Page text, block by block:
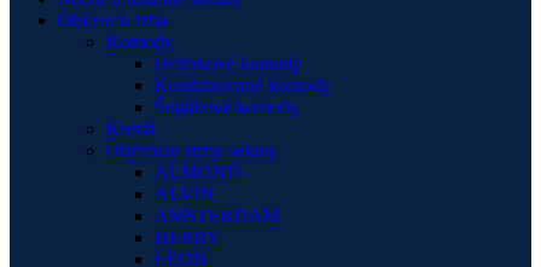
Obývacia izba
Komody
Dvierkové komody
Kombinované komody
Šuplíkové komody
Kreslá
Obývacie steny sektor
ALMOND
ALVIN
AMSTERDAM
HERRY
LEON